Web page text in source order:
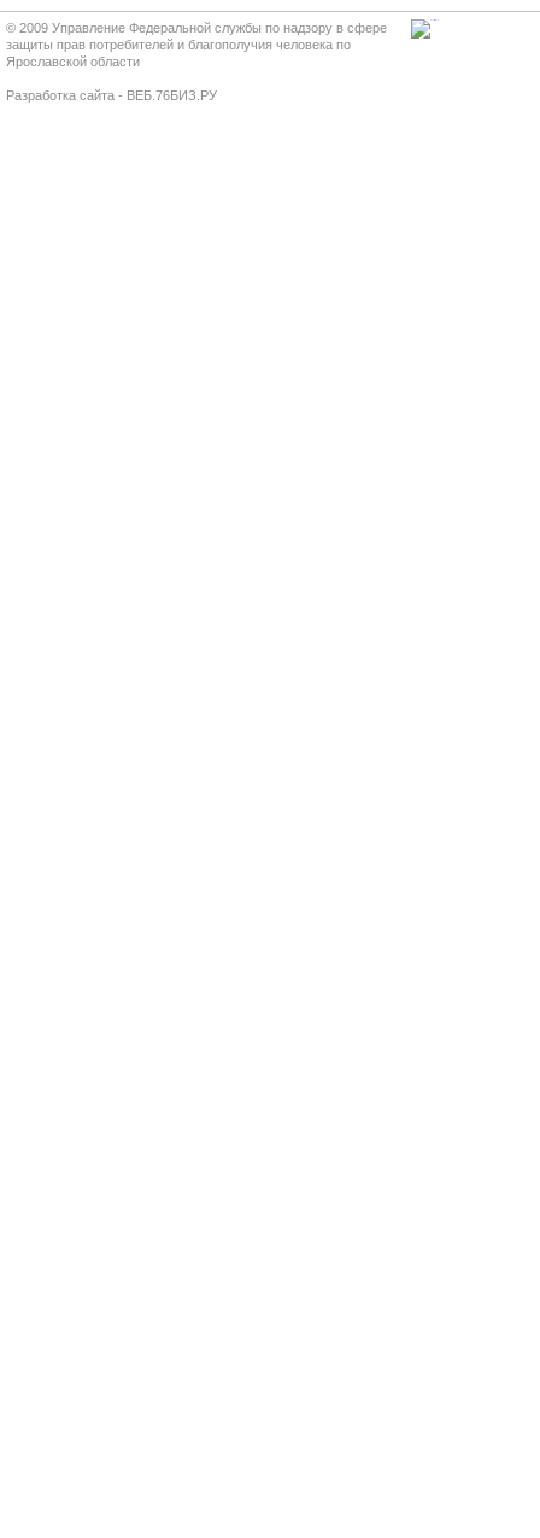
© 2009 Управление Федеральной службы по надзору в сфере
защиты прав потребителей и благополучия человека по
Ярославской области
Разработка сайта - ВЕБ.76БИЗ.РУ